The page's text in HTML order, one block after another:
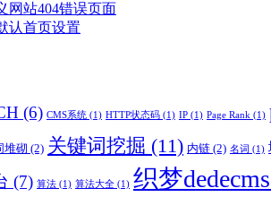
网站404错误页面
认首页设置
(6) CMS系统 (1) HTTP状态码 (1) IP (1) Page Rank (1)
堆砌 (2) 关键词挖掘 (11) 内链 (2) 名词 (1)
(7) 算法 (1) 算法大全 (1) 织梦dedecms